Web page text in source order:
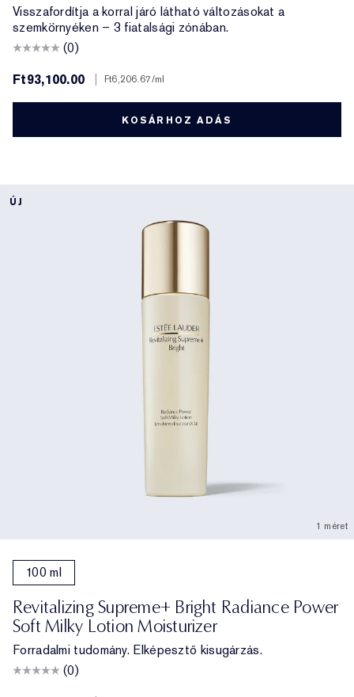
Visszafordítja a korral járó látható változásokat a
szemkörnyéken – 3 fiatalsági zónában.
(0)
Ft93,100.00
Ft6,206.67/ml
KOSÁRHOZ ADÁS
ÚJ
1 méret
100 ml
Revitalizing Supreme+ Bright Radiance Power
Soft Milky Lotion Moisturizer
Forradalmi tudomány. Elképesztő kisugárzás.
(0)